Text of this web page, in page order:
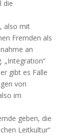
die
also mit
Fremden als
an
„Integration“
gibt es Fälle
von
im
geben, die
Leitkultur“